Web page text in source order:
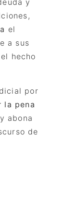
y
el
a sus
hecho
por
la pena
y abona
de